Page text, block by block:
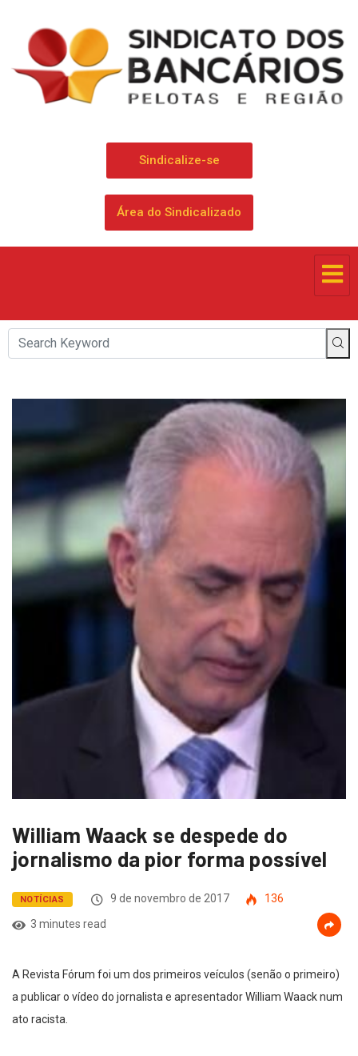
Sindicalize-se
Área do Sindicalizado
William Waack se despede do
jornalismo da pior forma possível
NOTÍCIAS 9 de novembro de 2017
136
3 minutes read
A Revista Fórum foi um dos primeiros veículos (senão o primeiro)
a publicar o vídeo do jornalista e apresentador William Waack num
ato racista.